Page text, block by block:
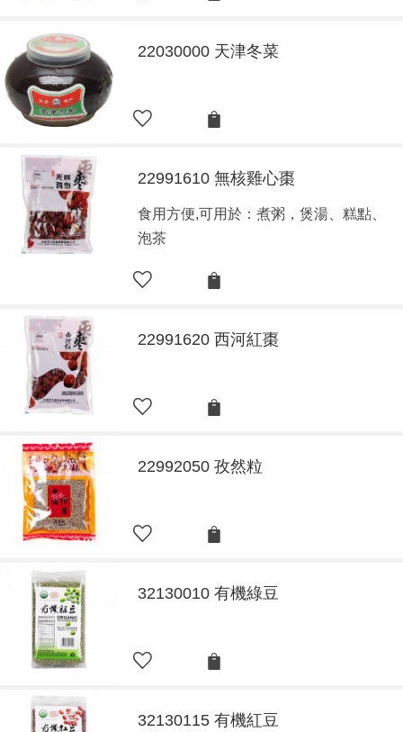
22030000 天津冬菜
22991610 無核雞心棗
食用方便,可用於：煮粥，煲湯、糕點、
泡茶
22991620 西河紅棗
22992050 孜然粒
32130010 有機綠豆
32130115 有機紅豆